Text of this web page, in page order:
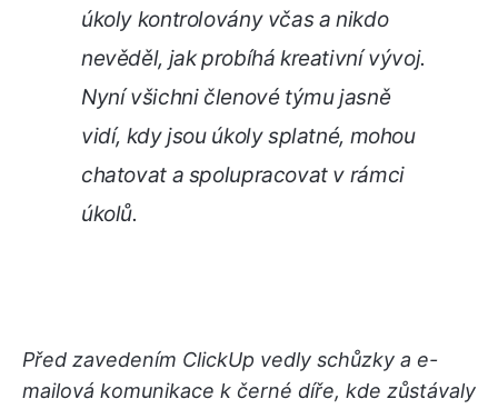
úkoly kontrolovány včas a nikdo
nevěděl, jak probíhá kreativní vývoj.
Nyní všichni členové týmu jasně
vidí, kdy jsou úkoly splatné, mohou
chatovat a spolupracovat v rámci
úkolů.
Před zavedením ClickUp vedly schůzky a e-
mailová komunikace k černé díře, kde zůstávaly